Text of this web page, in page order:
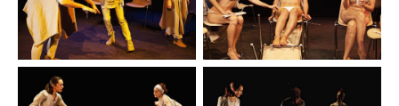
que uno quiera decidir y darse la libertad de
hacerlo divirtiéndose, pues quizás el humor
sea el mejor vehículo para entender lo
incomprensible de la vida.